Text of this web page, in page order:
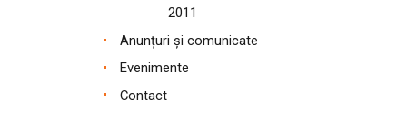
2011
Anunțuri și comunicate
Evenimente
Contact